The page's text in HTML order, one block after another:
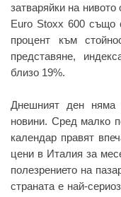
затваряйки на
Euro Stoxx 600 също
процент към
представяне,
близо 19%.
Днешният ден няма
новини. Сред малко
календар правят
цени в Италия за
полезрението на
страната е най-